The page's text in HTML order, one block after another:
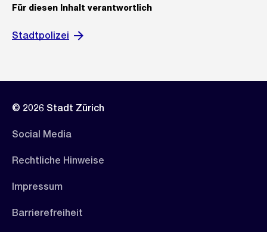
Für diesen Inhalt verantwortlich
Stadtpolizei
© 2026 Stadt Zürich
Social Media
Rechtliche Hinweise
Impressum
Barrierefreiheit